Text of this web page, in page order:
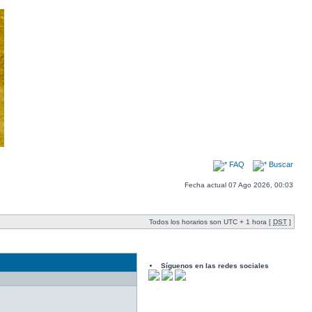
FAQ Buscar
Fecha actual 07 Ago 2026, 00:03
Todos los horarios son UTC + 1 hora [ DST ]
Síguenos en las redes sociales